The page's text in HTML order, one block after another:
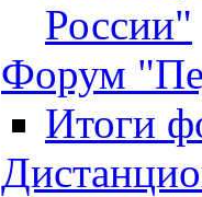
России"
Форум
Итоги